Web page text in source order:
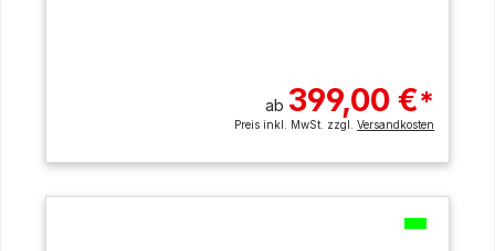
ab 399,00 €*
Preis inkl. MwSt. zzgl.Versandkosten